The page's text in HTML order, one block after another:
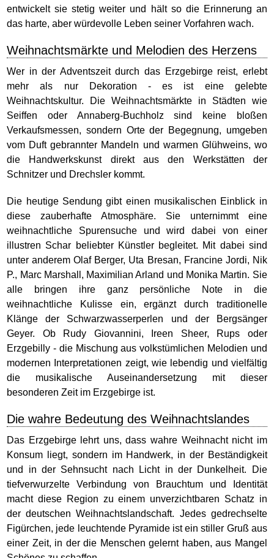
entwickelt sie stetig weiter und hält so die Erinnerung an
das harte, aber würdevolle Leben seiner Vorfahren wach.
Weihnachtsmärkte und Melodien des Herzens
Wer in der Adventszeit durch das Erzgebirge reist, erlebt
mehr als nur Dekoration - es ist eine gelebte
Weihnachtskultur. Die Weihnachtsmärkte in Städten wie
Seiffen oder Annaberg-Buchholz sind keine bloßen
Verkaufsmessen, sondern Orte der Begegnung, umgeben
vom Duft gebrannter Mandeln und warmen Glühweins, wo
die Handwerkskunst direkt aus den Werkstätten der
Schnitzer und Drechsler kommt.
Die heutige Sendung gibt einen musikalischen Einblick in
diese zauberhafte Atmosphäre. Sie unternimmt eine
weihnachtliche Spurensuche und wird dabei von einer
illustren Schar beliebter Künstler begleitet. Mit dabei sind
unter anderem Olaf Berger, Uta Bresan, Francine Jordi, Nik
P., Marc Marshall, Maximilian Arland und Monika Martin. Sie
alle bringen ihre ganz persönliche Note in die
weihnachtliche Kulisse ein, ergänzt durch traditionelle
Klänge der Schwarzwasserperlen und der Bergsänger
Geyer. Ob Rudy Giovannini, Ireen Sheer, Rups oder
Erzgebilly - die Mischung aus volkstümlichen Melodien und
modernen Interpretationen zeigt, wie lebendig und vielfältig
die musikalische Auseinandersetzung mit dieser
besonderen Zeit im Erzgebirge ist.
Die wahre Bedeutung des Weihnachtslandes
Das Erzgebirge lehrt uns, dass wahre Weihnacht nicht im
Konsum liegt, sondern im Handwerk, in der Beständigkeit
und in der Sehnsucht nach Licht in der Dunkelheit. Die
tiefverwurzelte Verbindung von Brauchtum und Identität
macht diese Region zu einem unverzichtbaren Schatz in
der deutschen Weihnachtslandschaft. Jedes gedrechselte
Figürchen, jede leuchtende Pyramide ist ein stiller Gruß aus
einer Zeit, in der die Menschen gelernt haben, aus Mangel